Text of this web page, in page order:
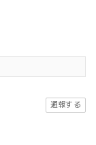
通報する